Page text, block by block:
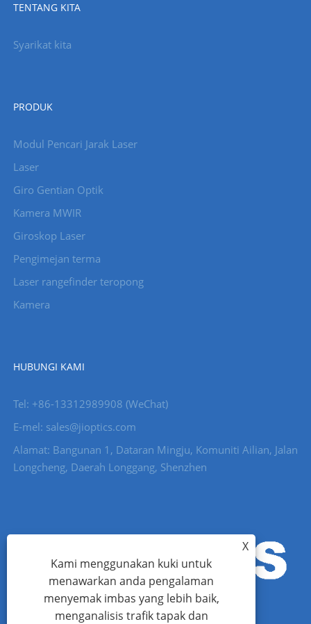
TENTANG KITA
Syarikat kita
PRODUK
Modul Pencari Jarak Laser
Laser
Giro Gentian Optik
Kamera MWIR
Giroskop Laser
Pengimejan terma
Laser rangefinder teropong
Kamera
HUBUNGI KAMI
Tel: +86-13312989908 (WeChat)
E-mel: sales@jioptics.com
Alamat: Bangunan 1, Dataran Mingju, Komuniti Ailian, Jalan
Longcheng, Daerah Longgang, Shenzhen
X
Kami menggunakan kuki untuk
menawarkan anda pengalaman
menyemak imbas yang lebih baik,
menganalisis trafik tapak dan